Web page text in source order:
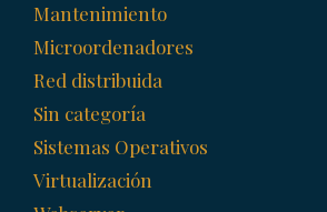
Mantenimiento
Microordenadores
Red distribuida
Sin categoría
Sistemas Operativos
Virtualización